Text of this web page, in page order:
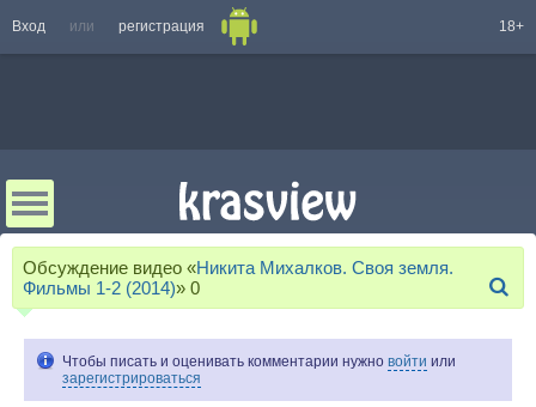
Вход или регистрация 18+
Обсуждение видео «Никита Михалков. Своя земля.
Фильмы 1-2 (2014)» 0
Чтобы писать и оценивать комментарии нужно войти или
зарегистрироваться